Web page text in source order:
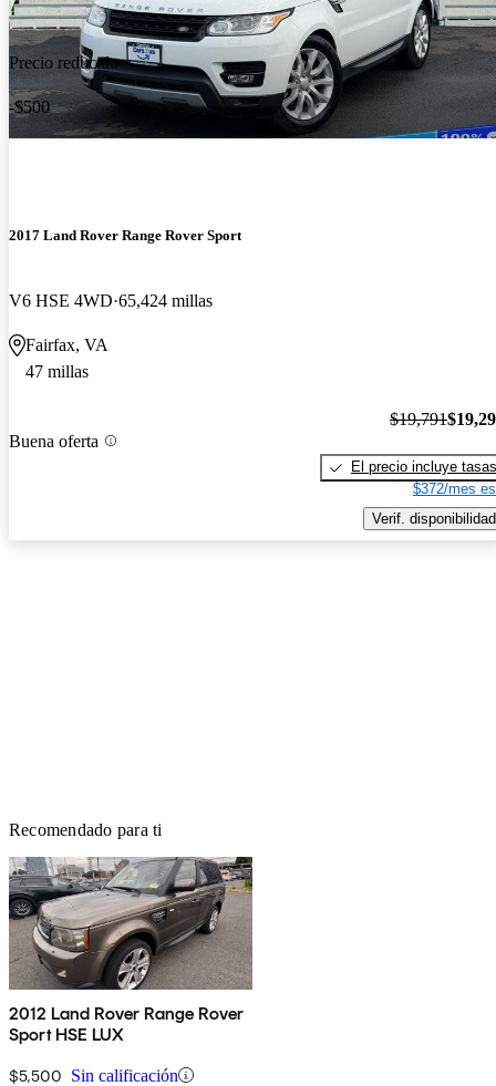
Precio reducido
-$500
2017 Land Rover Range Rover Sport
V6 HSE 4WD 65,424 millas
Fairfax, VA
47 millas
Buena oferta
$19,791
El precio incluye tasas
$372/mes
Verif. disponibilidad
Recomendado para ti
2012 Land Rover Range Rover
Sport HSE LUX
$5,500 Sin calificación